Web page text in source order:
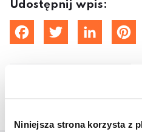
Niniejsza strona korzysta z
Udostępnij wpis:
TwitterLinkedInPinterest